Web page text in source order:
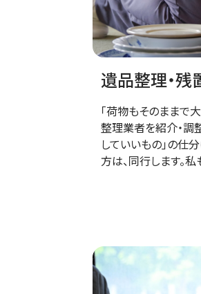
遺品整理・
「荷物もそのままで
整理業者を紹介・調
していいもの」の仕
方は、同行します。